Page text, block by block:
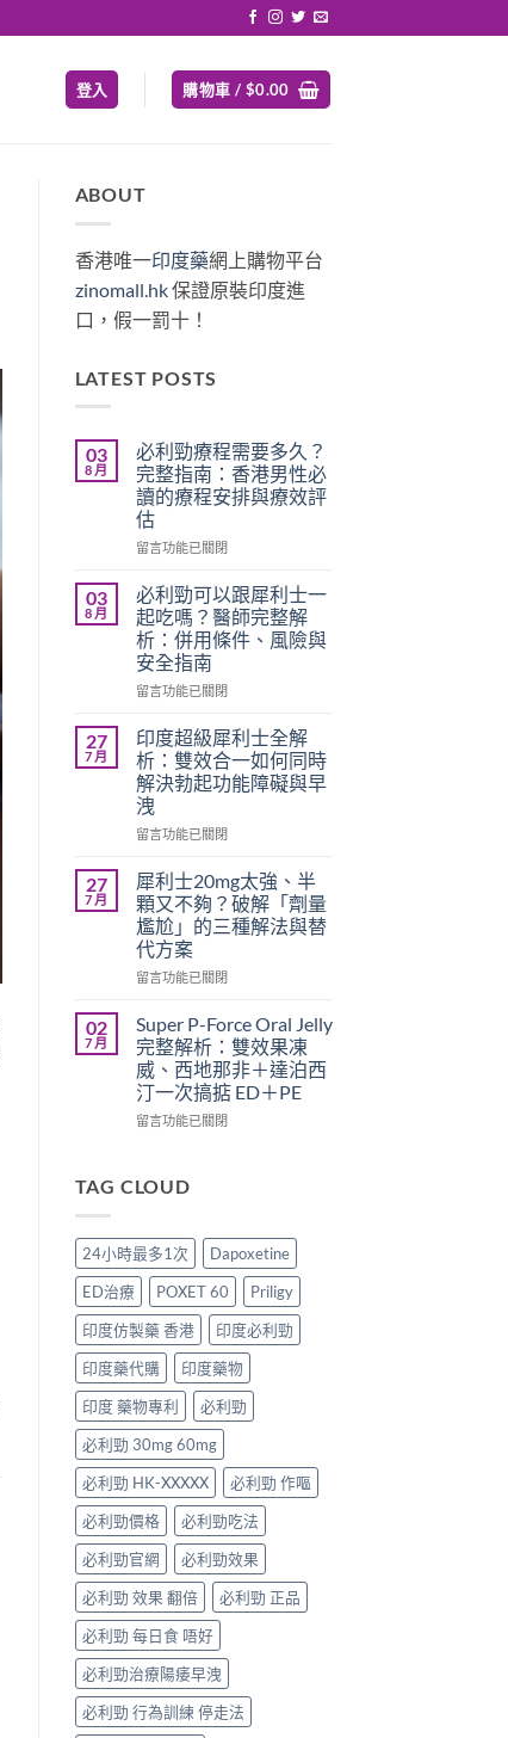
登入 購物車 / $0.00
ABOUT
香港唯一印度藥網上購物平台
zinomall.hk保證原裝印度進
口，假一罰十！
LATEST POSTS
03
8 月
必利勁療程需要多久？
完整指南：香港男性必
讀的療程安排與療效評
估
在
利
勁
療
程
需
要
久？
完
整
指
南：
香
男
性
必
讀
的
療
排
與
療
效
評
留言功能已關閉
03
8 月
必利勁可以跟犀利士一
起吃嗎？醫師完整解
析：併用條件、風險與
安全指南
在
利
勁
可
以
跟
犀
士
一
起
吃
嗎？
醫
整
解
析：
併
用
險
安
全
指
南〉
中
留言功能已關閉
27
7 月
印度超級犀利士全解
析：雙效合一如何同時
解決勃起功能障礙與早
洩
在
度
超
級
犀
利
士
解
析：
雙
效
合
一
同
時
決
勃
起
能
障
礙
與
早
洩〉
中
留言功能已關閉
27
7 月
犀利士20mg太強、半
顆又不夠？破解「劑量
尷尬」的三種解法與替
代方案
在
利
士
20mg
太
強、
半
不
解
「劑
量
尷
尬」
的
三
種
解
法
與
替
代
方
案〉
中
留言功能已關閉
02
7 月
Super P-Force Oral Jelly
完整解析：雙效果凍
威、西地那非＋達泊西
汀一次搞掂 ED＋PE
在
Force
完
整
解
析：
雙
效
果
凍
威、
西
地
那
非
＋
達
泊
西
汀
一
次
搞
掂
ED
＋
PE〉
留言功能已關閉
TAG CLOUD
24小時最多1次
Dapoxetine
ED治療
POXET 60
Priligy
印度仿製藥 香港
印度必利勁
印度藥代購
印度藥物
印度 藥物專利
必利勁
必利勁 30mg 60mg
必利勁 HK-XXXXX
必利勁 作嘔
必利勁價格
必利勁吃法
必利勁官網
必利勁效果
必利勁 效果 翻倍
必利勁 正品
必利勁 每日食 唔好
必利勁治療陽痿早洩
必利勁 行為訓練 停走法